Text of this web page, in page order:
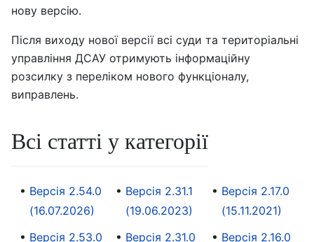
нову версію.
Після виходу нової версії всі суди та територіальні
управління ДСАУ отримують інформаційну
розсилку з переліком нового функціоналу,
виправлень.
Всі статті у категорії
Версія 2.54.0
(16.07.2026)
Версія 2.53.0
Версія 2.31.1
(19.06.2023)
Версія 2.31.0
Версія 2.17.0
(15.11.2021)
Версія 2.16.0